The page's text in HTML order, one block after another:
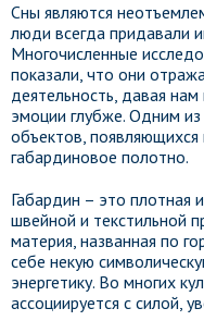
Сны являются
люди всегда придавали
Многочисленные
показали, что они
деятельность, давая
эмоции глубже. Одним
объектов, появляющихся
габардиновое полотно.
Габардин – это плотная
швейной и текстильной
материя, названная по
себе некую
энергетику. Во многих
ассоциируется с силой,